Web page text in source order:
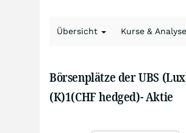
Übersicht Kurse &
Börsenplätze der UBS
(K)1(CHF hedged)- Aktie